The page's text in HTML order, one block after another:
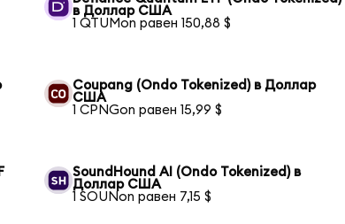
в Доллар США
1 QTUMon равен 150,88 $
Coupang (Ondo Tokenized) в Доллар
США
1 CPNGon равен 15,99 $
SoundHound AI (Ondo Tokenized) в
Доллар США
1 SOUNon равен 7,15 $